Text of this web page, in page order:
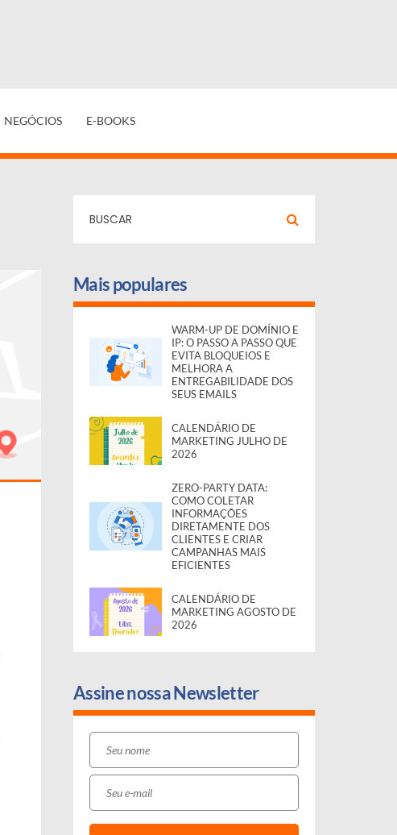
NEGÓCIOS E-BOOKS
Mais populares
WARM-UP DE DOMÍNIO E
IP: O PASSO A PASSO QUE
EVITA BLOQUEIOS E
MELHORA A
ENTREGABILIDADE DOS
SEUS EMAILS
CALENDÁRIO DE
MARKETING JULHO DE
2026
ZERO-PARTY DATA:
COMO COLETAR
INFORMAÇÕES
DIRETAMENTE DOS
CLIENTES E CRIAR
CAMPANHAS MAIS
EFICIENTES
CALENDÁRIO DE
MARKETING AGOSTO DE
2026
Assine nossa Newsletter